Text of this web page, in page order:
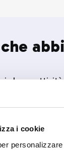
i cookie
alcune